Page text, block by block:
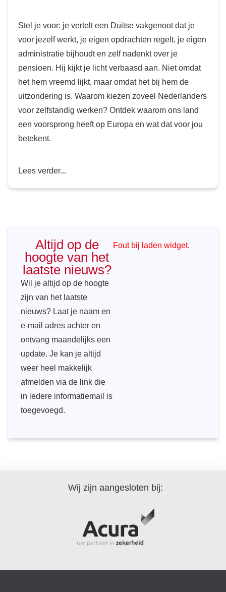
Stel je voor: je vertelt een Duitse vakgenoot dat je
voor jezelf werkt, je eigen opdrachten regelt, je eigen
administratie bijhoudt en zelf nadenkt over je
pensioen. Hij kijkt je licht verbaasd aan. Niet omdat
het hem vreemd lijkt, maar omdat het bij hem de
uitzondering is. Waarom kiezen zoveel Nederlanders
voor zelfstandig werken? Ontdek waarom ons land
een voorsprong heeft op Europa en wat dat voor jou
betekent.
Lees verder...
Altijd op de
hoogte van het
laatste nieuws?
Wil je altijd op de hoogte
zijn van het laatste
nieuws? Laat je naam en
e-mail adres achter en
ontvang maandelijks een
update. Je kan je altijd
weer heel makkelijk
afmelden via de link die
in iedere informatiemail is
toegevoegd.
Fout bij laden widget.
Wij zijn aangesloten bij: